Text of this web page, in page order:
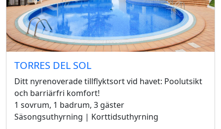
TORRES DEL SOL
Ditt nyrenoverade tillflyktsort vid havet: Poolutsikt
och barriärfri komfort!
1 sovrum, 1 badrum, 3 gäster
Säsongsuthyrning | Korttidsuthyrning